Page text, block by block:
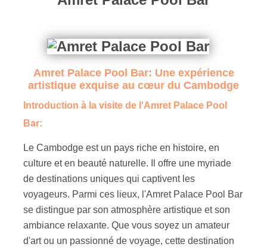
Amret Palace Pool Bar: Une expérience
artistique exquise au cœur du Cambodge
Introduction à la visite de l'Amret Palace Pool
Bar:
Le Cambodge est un pays riche en histoire, en
culture et en beauté naturelle. Il offre une myriade
de destinations uniques qui captivent les
voyageurs. Parmi ces lieux, l'Amret Palace Pool Bar
se distingue par son atmosphère artistique et son
ambiance relaxante. Que vous soyez un amateur
d'art ou un passionné de voyage, cette destination